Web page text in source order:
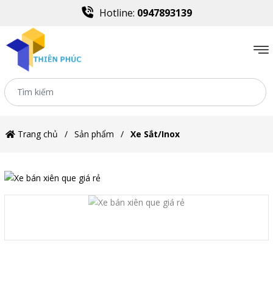
Hotline: 0947893139
Trang chủ Sản phẩm Xe Sắt/Inox